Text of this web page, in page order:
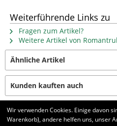
Weiterführende Links zu
Fragen zum Artikel?
Weitere Artikel von
Ähnliche Artikel
Kunden kauften auch
Kunden haben sich ebenfalls
Wir verwenden Cookies. Einige davon
Warenkorb), andere helfen uns, unser